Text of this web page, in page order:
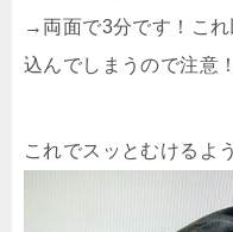
→両面で3分です！こ
込んでしまうので注意！
これでスッとむけるよ